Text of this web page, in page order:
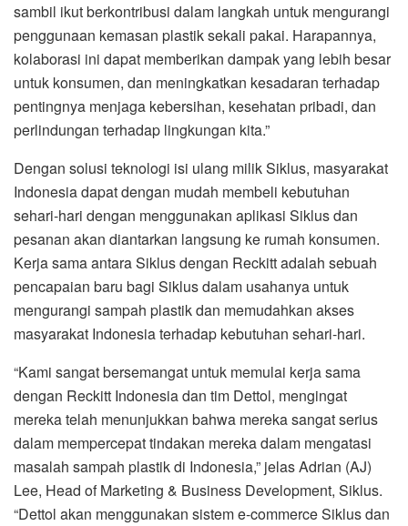
sambil ikut berkontribusi dalam langkah untuk mengurangi
penggunaan kemasan plastik sekali pakai. Harapannya,
kolaborasi ini dapat memberikan dampak yang lebih besar
untuk konsumen, dan meningkatkan kesadaran terhadap
pentingnya menjaga kebersihan, kesehatan pribadi, dan
perlindungan terhadap lingkungan kita.”
Dengan solusi teknologi isi ulang milik Siklus, masyarakat
Indonesia dapat dengan mudah membeli kebutuhan
sehari-hari dengan menggunakan aplikasi Siklus dan
pesanan akan diantarkan langsung ke rumah konsumen.
Kerja sama antara Siklus dengan Reckitt adalah sebuah
pencapaian baru bagi Siklus dalam usahanya untuk
mengurangi sampah plastik dan memudahkan akses
masyarakat Indonesia terhadap kebutuhan sehari-hari.
“Kami sangat bersemangat untuk memulai kerja sama
dengan Reckitt Indonesia dan tim Dettol, mengingat
mereka telah menunjukkan bahwa mereka sangat serius
dalam mempercepat tindakan mereka dalam mengatasi
masalah sampah plastik di Indonesia,” jelas Adrian (AJ)
Lee, Head of Marketing & Business Development, Siklus.
“Dettol akan menggunakan sistem e-commerce Siklus dan